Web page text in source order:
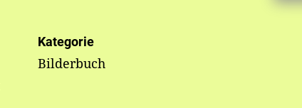
Kategorie
Bilderbuch